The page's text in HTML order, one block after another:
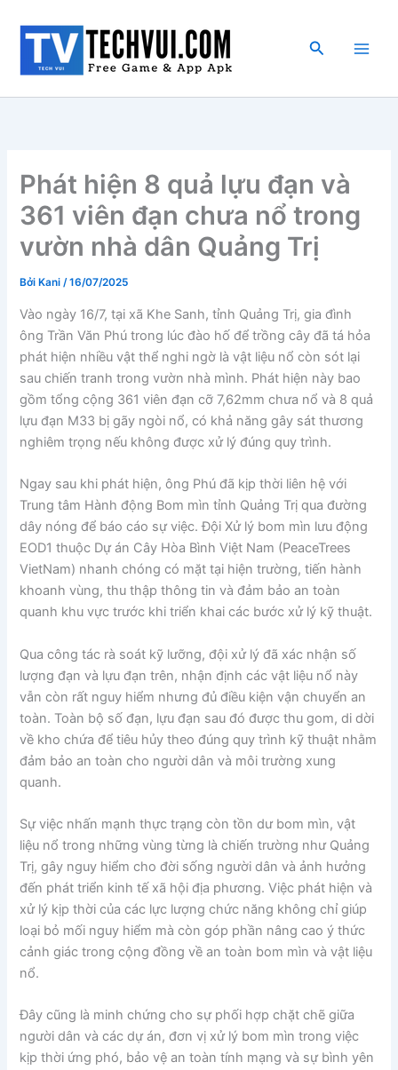
dung
Tìm
Phát hiện 8 quả lựu đạn và
361 viên đạn chưa nổ trong
vườn nhà dân Quảng Trị
Bởi Kani/16/07/2025
Vào ngày 16/7, tại xã Khe Sanh, tỉnh Quảng Trị, gia đình
ông Trần Văn Phú trong lúc đào hố để trồng cây đã tá hỏa
phát hiện nhiều vật thể nghi ngờ là vật liệu nổ còn sót lại
sau chiến tranh trong vườn nhà mình. Phát hiện này bao
gồm tổng cộng 361 viên đạn cỡ 7,62mm chưa nổ và 8 quả
lựu đạn M33 bị gãy ngòi nổ, có khả năng gây sát thương
nghiêm trọng nếu không được xử lý đúng quy trình.
Ngay sau khi phát hiện, ông Phú đã kịp thời liên hệ với
Trung tâm Hành động Bom mìn tỉnh Quảng Trị qua đường
dây nóng để báo cáo sự việc. Đội Xử lý bom mìn lưu động
EOD1 thuộc Dự án Cây Hòa Bình Việt Nam (PeaceTrees
VietNam) nhanh chóng có mặt tại hiện trường, tiến hành
khoanh vùng, thu thập thông tin và đảm bảo an toàn
quanh khu vực trước khi triển khai các bước xử lý kỹ thuật.
Qua công tác rà soát kỹ lưỡng, đội xử lý đã xác nhận số
lượng đạn và lựu đạn trên, nhận định các vật liệu nổ này
vẫn còn rất nguy hiểm nhưng đủ điều kiện vận chuyển an
toàn. Toàn bộ số đạn, lựu đạn sau đó được thu gom, di dời
về kho chứa để tiêu hủy theo đúng quy trình kỹ thuật nhằm
đảm bảo an toàn cho người dân và môi trường xung
quanh.
Sự việc nhấn mạnh thực trạng còn tồn dư bom mìn, vật
liệu nổ trong những vùng từng là chiến trường như Quảng
Trị, gây nguy hiểm cho đời sống người dân và ảnh hưởng
đến phát triển kinh tế xã hội địa phương. Việc phát hiện và
xử lý kịp thời của các lực lượng chức năng không chỉ giúp
loại bỏ mối nguy hiểm mà còn góp phần nâng cao ý thức
cảnh giác trong cộng đồng về an toàn bom mìn và vật liệu
nổ.
Đây cũng là minh chứng cho sự phối hợp chặt chẽ giữa
người dân và các dự án, đơn vị xử lý bom mìn trong việc
kịp thời ứng phó, bảo vệ an toàn tính mạng và sự bình yên